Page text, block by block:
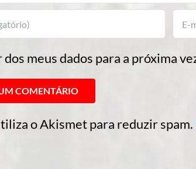
dos meus dados para a próxima
o Akismet para reduzir spam.